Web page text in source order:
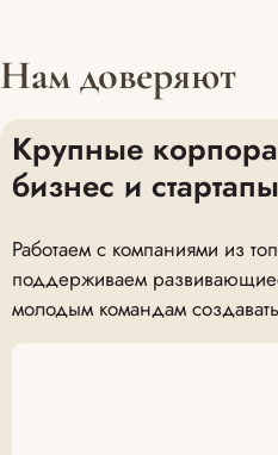
Нам доверяют
Крупные
бизнес и стартапы
Работаем с компаниями из
поддерживаем
молодым командам